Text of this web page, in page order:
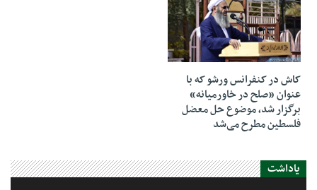
15 فوریه 2019
کاش در کنفرانس ورشو که با
عنوان «صلح در خاورمیانه»
برگزار شد، موضوع حل معضل
فلسطین مطرح می‌شد
یاداشت